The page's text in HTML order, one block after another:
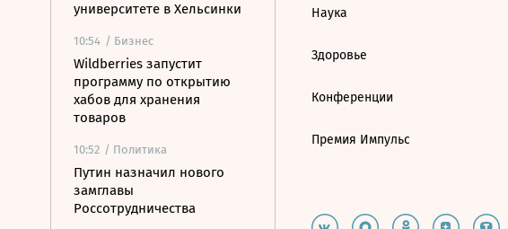
университете в Хельсинки
10:54 / Бизнес
Wildberries запустит
программу по открытию
хабов для хранения
товаров
10:52 / Политика
Путин назначил нового
замглавы
Россотрудничества
Наука
Здоровье
Конференции
Премия Импульс